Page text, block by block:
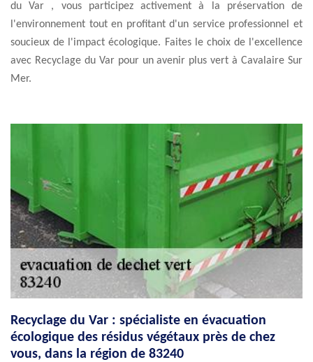
du Var , vous participez activement à la préservation de
l'environnement tout en profitant d'un service professionnel et
soucieux de l'impact écologique. Faites le choix de l'excellence
avec Recyclage du Var pour un avenir plus vert à Cavalaire Sur
Mer.
Recyclage du Var : spécialiste en évacuation
écologique des résidus végétaux près de chez
vous, dans la région de 83240